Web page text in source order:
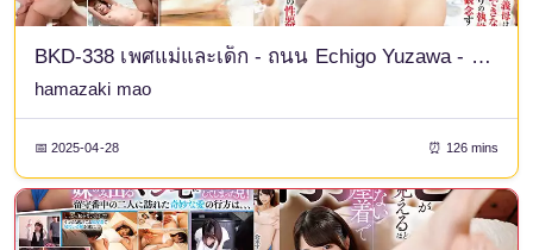
BKD-338 เพศแม่และเด็ก - ถนน Echigo Yuzawa - Hamasaki Mao
hamazaki mao
📅 2025-04-28 ⏰ 126 mins